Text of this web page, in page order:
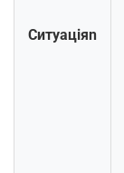
Ситуаціяn